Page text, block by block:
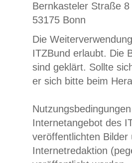
Bernkasteler Straße 8
53175 Bonn
Die
ITZBund erlaubt. Die
sind geklärt. Sollte
er sich bitte beim
Internetangebot des
veröffentlichten
Internetredaktion